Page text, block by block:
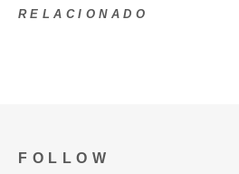
RELACIONADO
FOLLOW